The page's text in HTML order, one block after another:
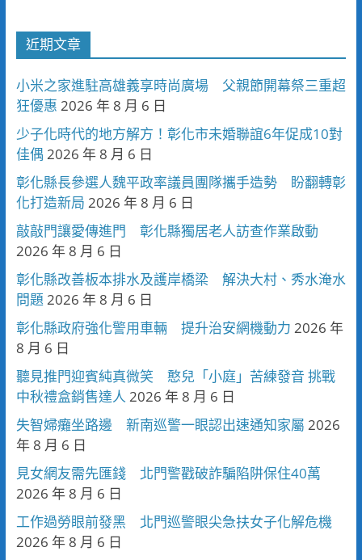
近期文章
小米之家進駐高雄義享時尚廣場 父親節開幕祭三重超
狂優惠 2026 年 8 月 6 日
少子化時代的地方解方！彰化市未婚聯誼6年促成10對
佳偶 2026 年 8 月 6 日
彰化縣長參選人魏平政率議員團隊攜手造勢 盼翻轉彰
化打造新局 2026 年 8 月 6 日
敲敲門讓愛傳進門 彰化縣獨居老人訪查作業啟動
2026 年 8 月 6 日
彰化縣改善板本排水及護岸橋梁 解決大村、秀水淹水
問題 2026 年 8 月 6 日
彰化縣政府強化警用車輛 提升治安網機動力 2026 年
8 月 6 日
聽見推門迎賓純真微笑 憨兒「小庭」苦練發音 挑戰
中秋禮盒銷售達人 2026 年 8 月 6 日
失智婦癱坐路邊 新南巡警一眼認出速通知家屬 2026
年 8 月 6 日
見女網友需先匯錢 北門警戳破詐騙陷阱保住40萬
2026 年 8 月 6 日
工作過勞眼前發黑 北門巡警眼尖急扶女子化解危機
2026 年 8 月 6 日